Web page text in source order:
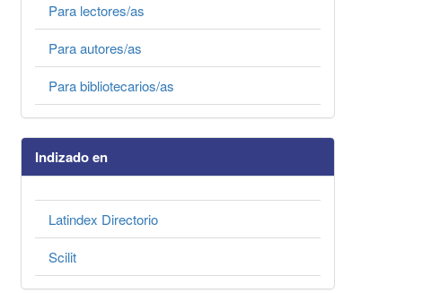
Para lectores/as
Para autores/as
Para bibliotecarios/as
Indizado en
Latindex Directorio
Scilit